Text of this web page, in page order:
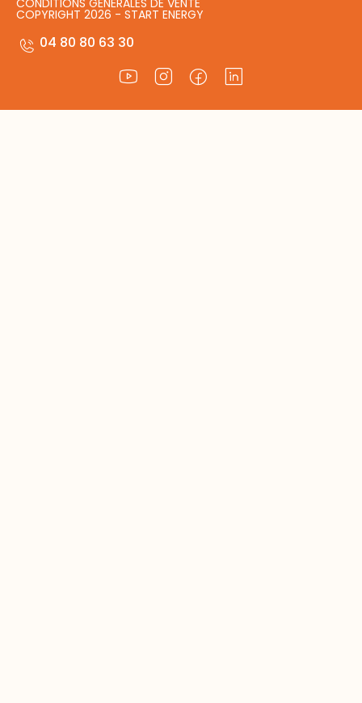
CONDITIONS GÉNÉRALES DE VENTE
COPYRIGHT 2026 - START ENERGY
04 80 80 63 30